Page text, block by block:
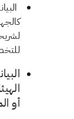
أو